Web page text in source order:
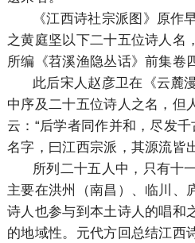
《江西诗社宗派图》原作
之黄庭坚以下二十五位诗人名
所编《苕溪渔隐丛话》前集卷
此后宋人赵彦卫在《云麓
中序及二十五位诗人之名，但
云：“后学者同作并和，尽发
名字，曰江西宗派，其源流皆
所列二十五人中，只有十
主要在洪州（南昌）、临川、
诗人也参与到本土诗人的唱和
的地域性。元代方回总结江西